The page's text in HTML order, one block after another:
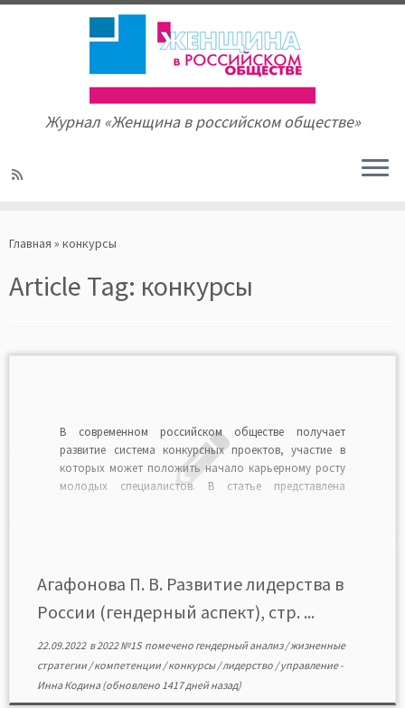
to
Журнал «Женщина в российском обществе»
Главная » конкурсы
Article Tag: конкурсы
В современном российском обществе получает
развитие система конкурсных проектов, участие в
которых может положить начало карьерному росту
молодых специалистов. В статье представлена
инженерного чемпионата «CASE-IN», а также кубка по
менеджменту «Управляй!» осуществлен […]
Агафонова П. В. Развитие лидерства в
России (гендерный аспект), стр. ...
22.09.2022в2022 №1S помечено гендерный анализ/жизненные
стратегии /компетенции /конкурсы/лидерство /управление-
Инна Кодина(обновлено 1417 дней назад)